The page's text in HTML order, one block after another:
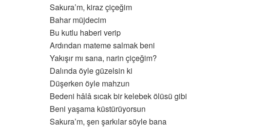
Sakura’m, kiraz çiçeğim
Bahar müjdecim
Bu kutlu haberi verip
Ardından mateme salmak beni
Yakışır mı sana, narin çiçeğim?
Dalında öyle güzelsin ki
Düşerken öyle mahzun
Bedeni hâlâ sıcak bir kelebek ölüsü gibi
Beni yaşama küstürüyorsun
Sakura’m, şen şarkılar söyle bana